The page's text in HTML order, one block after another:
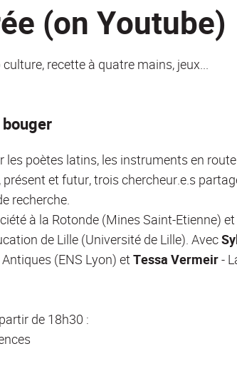
(on Youtube)
recette à quatre mains, jeux...
poètes latins, les instruments en
et futur, trois chercheur.e.s
recherche.
à la Rotonde (Mines Saint-Etienne) et
de Lille (Université de Lille). Avec
(ENS Lyon) et Tessa Vermeir-
de 18h30 :